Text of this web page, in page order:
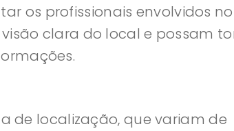
os profissionais envolvidos no
clara do local e possam
de localização, que variam de